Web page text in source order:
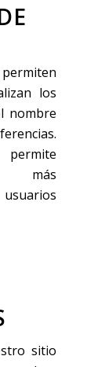
los
nombre
más
sitio